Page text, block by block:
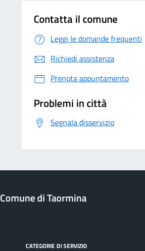
Contatta il comune
Leggi le domande frequenti
Richiedi assistenza
Prenota appuntamento
Problemi in città
Segnala disservizio
Comune di Taormina
CATEGORIE DI SERVIZIO